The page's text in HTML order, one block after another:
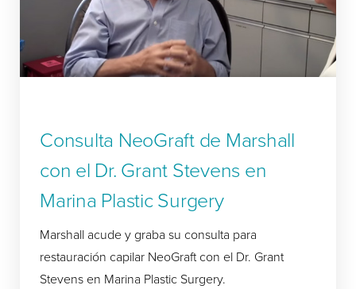
Consulta NeoGraft de Marshall
con el Dr. Grant Stevens en
Marina Plastic Surgery
Marshall acude y graba su consulta para
restauración capilar NeoGraft con el Dr. Grant
Stevens en Marina Plastic Surgery.